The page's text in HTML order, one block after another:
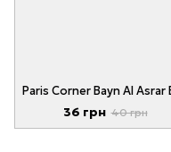
36 грн 40 грн